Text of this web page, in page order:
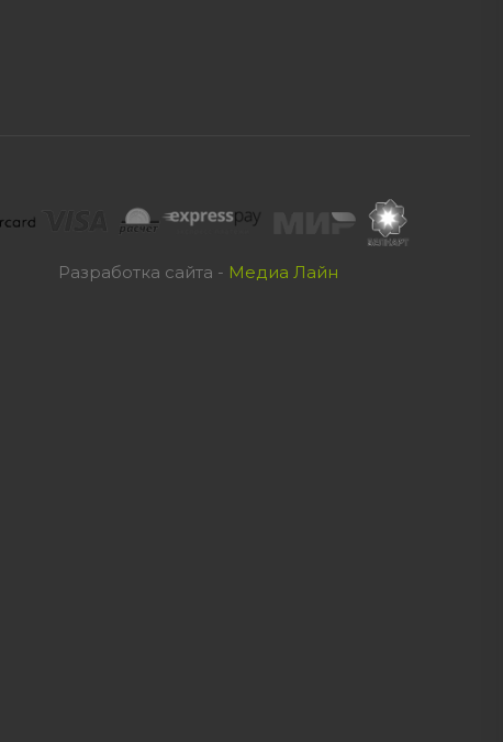
Разработка сайта - Медиа Лайн